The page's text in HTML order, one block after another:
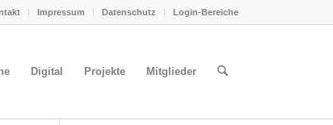
Impressum Datenschutz Login-Bereiche
Digital Projekte Mitglieder